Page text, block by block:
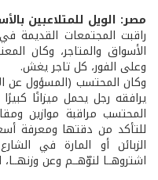
مصر: الويل للمتلاعبين
راقبت المجتمعات القديمة
الأسواق والمتاجر، وكان
وعلى الفور، كل تاجر يغش.
وكان المحتسب (المسؤول عن
يرافقه رجل يحمل ميزانًا
المحتسب مراقبة موازين
للتأكد من دقتها ومعرفة
الزبائن أو المارة في
اشتروهــا لتوّهــم وعن